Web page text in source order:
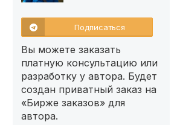
Подписаться
Вы можете заказать
платную консультацию или
разработку у автора. Будет
создан приватный заказ на
«Бирже заказов» для
автора.